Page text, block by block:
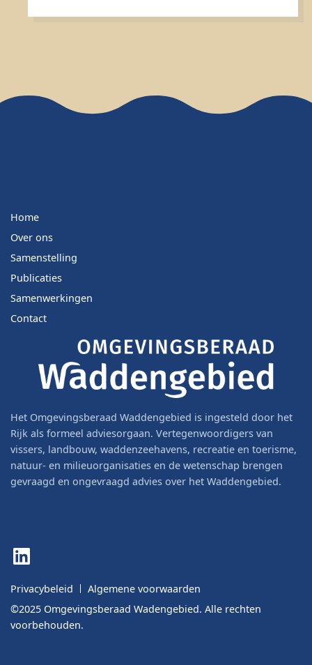
Home
Over ons
Samenstelling
Publicaties
Samenwerkingen
Contact
Het Omgevingsberaad Waddengebied is ingesteld door het
Rijk als formeel adviesorgaan. Vertegenwoordigers van
vissers, landbouw, waddenzeehavens, recreatie en toerisme,
natuur- en milieuorganisaties en de wetenschap brengen
gevraagd en ongevraagd advies over het Waddengebied.
LinkedIn
Privacybeleid
Algemene voorwaarden
©2025 Omgevingsberaad Wadengebied. Alle rechten
voorbehouden.